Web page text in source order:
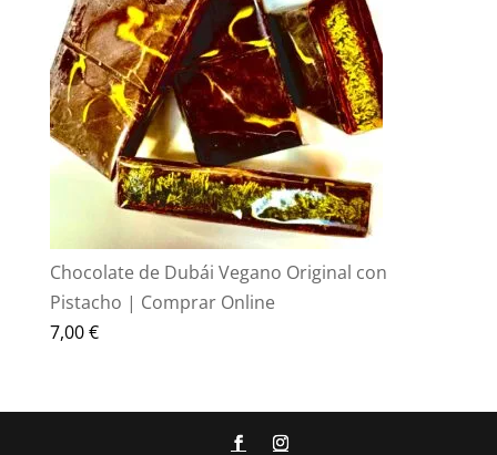
70,00 €.55,00 €.
Chocolate de Dubái Vegano Original con
Pistacho | Comprar Online
7,00€